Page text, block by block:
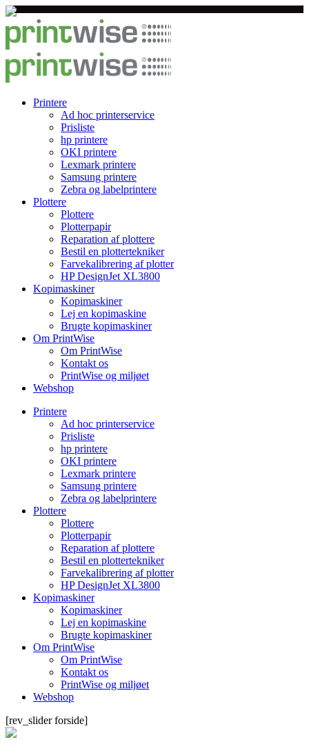
Printere
Ad hoc printerservice
Prisliste
hp printere
OKI printere
Lexmark printere
Samsung printere
Zebra og labelprintere
Plottere
Plottere
Plotterpapir
Reparation af plottere
Bestil en plottertekniker
Farvekalibrering af plotter
HP DesignJet XL3800
Kopimaskiner
Kopimaskiner
Lej en kopimaskine
Brugte kopimaskiner
Om PrintWise
Om PrintWise
Kontakt os
PrintWise og miljøet
Webshop
Printere
Ad hoc printerservice
Prisliste
hp printere
OKI printere
Lexmark printere
Samsung printere
Zebra og labelprintere
Plottere
Plottere
Plotterpapir
Reparation af plottere
Bestil en plottertekniker
Farvekalibrering af plotter
HP DesignJet XL3800
Kopimaskiner
Kopimaskiner
Lej en kopimaskine
Brugte kopimaskiner
Om PrintWise
Om PrintWise
Kontakt os
PrintWise og miljøet
Webshop
[rev_slider forside]